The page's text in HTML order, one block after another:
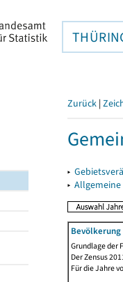
Zurück |
▸
▸
Grundlage der
Der Zensus
Für die Jahre